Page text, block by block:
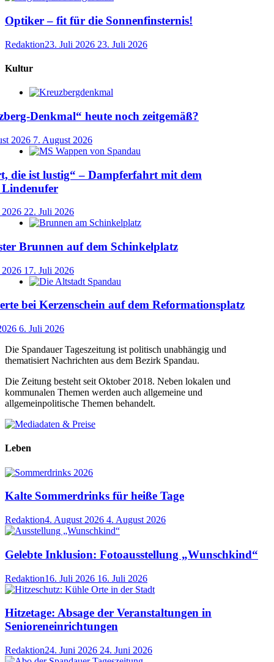
Optiker – fit für die Sonnenfinsternis!
Redaktion23. Juli 2026 23. Juli 2026
Kultur
Denkmal“ heute noch zeitgemäß?
2026 7. August 2026
die ist lustig“ – Dampferfahrt mit dem
22. Juli 2026
Brunnen auf dem Schinkelplatz
17. Juli 2026
bei Kerzenschein auf dem Reformationsplatz
6. Juli 2026
Die Spandauer Tageszeitung ist politisch unabhängig und
thematisiert Nachrichten aus dem Bezirk Spandau.
Die Zeitung besteht seit Oktober 2018. Neben lokalen und
kommunalen Themen werden auch allgemeine und
allgemeinpolitische Themen behandelt.
Leben
Kalte Sommerdrinks für heiße Tage
Redaktion4. August 2026 4. August 2026
Gelebte Inklusion: Fotoausstellung „Wunschkind“
Redaktion16. Juli 2026 16. Juli 2026
Hitzetage: Absage der Veranstaltungen in
Senioreneinrichtungen
Redaktion24. Juni 2026 24. Juni 2026